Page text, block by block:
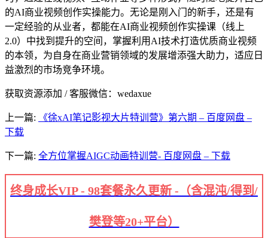
的AI商业视频创作实操能力。无论是刚入门的新手，还是有
一定经验的从业者，都能在AI商业视频创作实操课（线上
2.0）中找到提升的空间，掌握利用AI技术打造优质商业视频
的本领，为自身在商业营销领域的发展增添强大助力，适应日
益激烈的市场竞争环境。
获取资源添加 / 客服微信：wedaxue
上一篇:
《徐xAI笔记影视大片特训营》第六期 – 百度网盘 –
下载
下一篇: 全方位掌握AIGC动画特训营- 百度网盘 – 下载
终身成长VIP - 98套餐永久更新 -（含混沌/得到/
樊登等20+平台）